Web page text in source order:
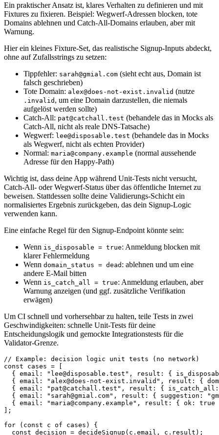
Ein praktischer Ansatz ist, klares Verhalten zu definieren und mit
Fixtures zu fixieren. Beispiel: Wegwerf‑Adressen blocken, tote
Domains ablehnen und Catch‑All‑Domains erlauben, aber mit
Warnung.
Hier ein kleines Fixture‑Set, das realistische Signup‑Inputs abdeckt,
ohne auf Zufallsstrings zu setzen:
Tippfehler: sarah@gmial.com (sieht echt aus, Domain ist
falsch geschrieben)
Tote Domain: alex@does-not-exist.invalid (nutze
.invalid , um eine Domain darzustellen, die niemals
aufgelöst werden sollte)
Catch‑All: pat@catchall.test (behandele das in Mocks als
Catch‑All, nicht als reale DNS‑Tatsache)
Wegwerf: lee@disposable.test (behandele das in Mocks
als Wegwerf, nicht als echten Provider)
Normal: maria@company.example (normal aussehende
Adresse für den Happy‑Path)
Wichtig ist, dass deine App während Unit‑Tests nicht versucht,
Catch‑All‑ oder Wegwerf‑Status über das öffentliche Internet zu
beweisen. Stattdessen sollte deine Validierungs‑Schicht ein
normalisiertes Ergebnis zurückgeben, das dein Signup‑Logic
verwenden kann.
Eine einfache Regel für den Signup‑Endpoint könnte sein:
Wenn is_disposable = true: Anmeldung blocken mit
klarer Fehlermeldung
Wenn domain_status = dead : ablehnen und um eine
andere E‑Mail bitten
Wenn is_catch_all = true: Anmeldung erlauben, aber
Warnung anzeigen (und ggf. zusätzliche Verifikation
erwägen)
Um CI schnell und vorhersehbar zu halten, teile Tests in zwei
Geschwindigkeiten: schnelle Unit‑Tests für deine
Entscheidungslogik und gemockte Integrationstests für die
Validator‑Grenze.
// Example: decision logic unit tests (no network)
const cases = [
  {
email : " lee@disposable.test " , result : {
  {
email : " alex@does-not-exist.invalid " , result : {
  {
email : " pat@catchall.test " , result : { is_catch_all
  {
email : " sarah@gmial.com" , result : { suggestion :
  {
email : "maria@company.example " , result : { ok : true
];
for ( const c of cases) {
const decision = decideSignup (c. email , c. result );